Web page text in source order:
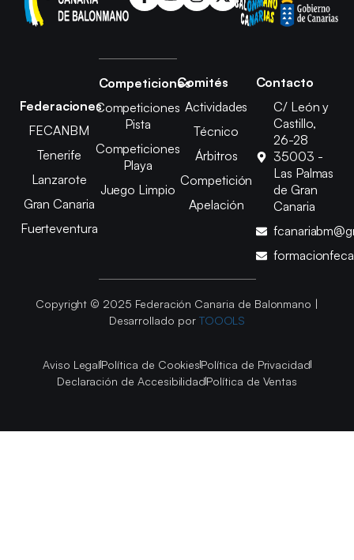
Federaciones
FECANBM
Tenerife
Lanzarote
Gran Canaria
Fuerteventura
Competiciones
Competiciones
Pista
Competiciones
Playa
Juego Limpio
Comités
Actividades
Técnico
Árbitros
Competición
Apelación
Contacto
C/ León y
Castillo,
26-28
35003 -
Las Palmas
de Gran
Canaria
Copyright © 2025 Federación Canaria de Balonmano |
Desarrollado por TOOOLS
Aviso LegalPolítica de CookiesPolítica de Privacidad
Declaración de AccesibilidadPolítica de Ventas